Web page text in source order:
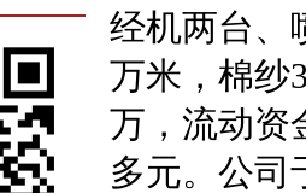
经机两台、
万米，棉纱
万，流动资
多元。公司